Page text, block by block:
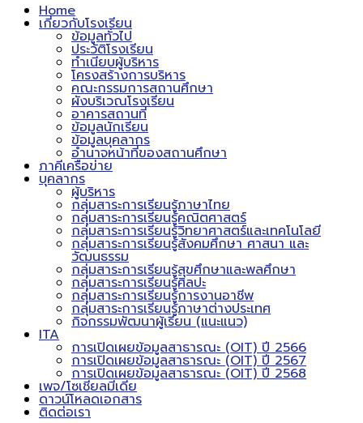
Home
เกี่ยวกับโรงเรียน
ข้อมูลทั่วไป
ประวัติโรงเรียน
ทำเนียบผู้บริหาร
โครงสร้างการบริหาร
คณะกรรมการสถานศึกษา
ผังบริเวณโรงเรียน
อาคารสถานที่
ข้อมูลนักเรียน
ข้อมูลบุคลากร
อำนาจหน้าที่ของสถานศึกษา
ภาคีเครือข่าย
บุคลากร
ผู้บริหาร
กลุ่มสาระการเรียนรู้ภาษาไทย
กลุ่มสาระการเรียนรู้คณิตศาสตร์
กลุ่มสาระการเรียนรู้วิทยาศาสตร์และเทคโนโลยี
กลุ่มสาระการเรียนรู้สังคมศึกษา ศาสนา และ
วัฒนธรรม
กลุ่มสาระการเรียนรู้สุขศึกษาและพลศึกษา
กลุ่มสาระการเรียนรู้ศิลปะ
กลุ่มสาระการเรียนรู้การงานอาชีพ
กลุ่มสาระการเรียนรู้ภาษาต่างประเทศ
กิจกรรมพัฒนาผู้เรียน (แนะแนว)
ITA
การเปิดเผยข้อมูลสาธารณะ (OIT) ปี 2566
การเปิดเผยข้อมูลสาธารณะ (OIT) ปี 2567
การเปิดเผยข้อมูลสาธารณะ (OIT) ปี 2568
เพจ/โซเชียลมีเดีย
ดาวน์โหลดเอกสาร
ติดต่อเรา